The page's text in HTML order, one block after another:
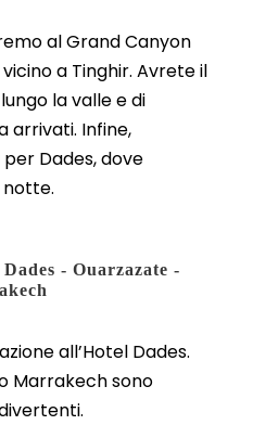
al Grand Canyon
a Tinghir. Avrete il
la valle e di
arrivati. Infine,
Dades, dove
- Ouarzazate -
all’Hotel Dades.
Marrakech sono